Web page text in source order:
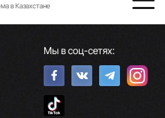
в Казахстане
Мы в соц-сетях: